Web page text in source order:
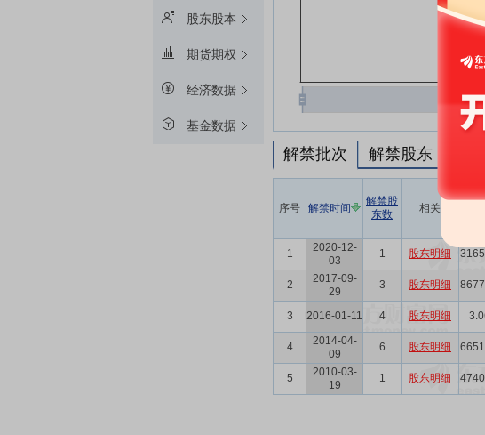
股东股本
期货期权
经济数据
基金数据
解禁批次 解禁股东
序号 解禁时间
解禁股
东数
相关
解
1
2020-12-
03
1 股东明细
2
2017-09-
29
3 股东明细
3 2016-01-11 4 股东明细
4
2014-04-
09
6 股东明细
5
2010-03-
19
1 股东明细